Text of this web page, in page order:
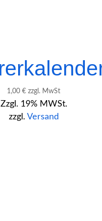
1,00€ zzgl. MwSt
Zzgl. 19% MWSt.
zzgl. Versand